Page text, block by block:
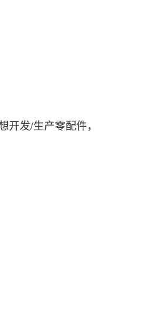
发/生产零配件，